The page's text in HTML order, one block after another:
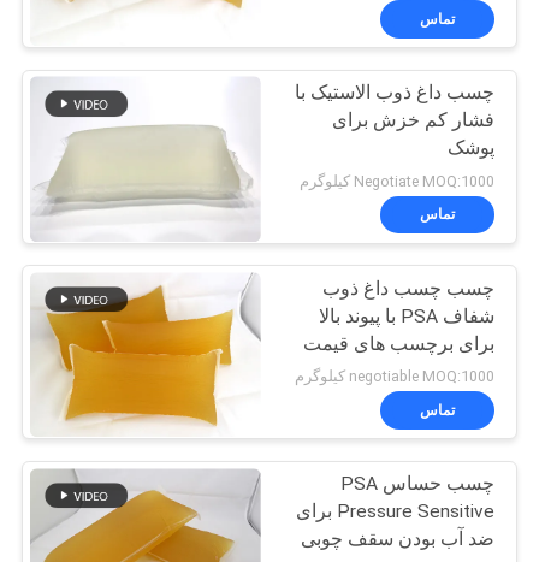
تماس
چسب داغ ذوب الاستیک با
فشار کم خزش برای
پوشک
Negotiate MOQ:1000 کیلوگرم
تماس
چسب چسب داغ ذوب
شفاف PSA با پیوند بالا
برای برچسب های قیمت
برای سوپرمارکت ها
negotiable MOQ:1000 کیلوگرم
تماس
چسب حساس PSA
Pressure Sensitive برای
ضد آب بودن سقف چوبی